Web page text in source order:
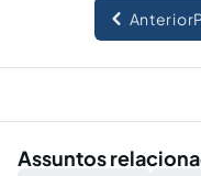
Anterior
Assuntos